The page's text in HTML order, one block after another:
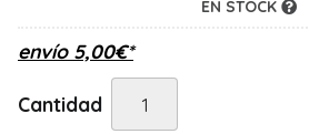
EN STOCK
envío 5,00€*
Cantidad